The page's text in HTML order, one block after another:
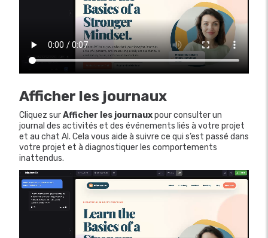
Afficher les journaux
Cliquez surAfficher les journauxpour consulter un
journal des activités et des événements liés à votre projet
et au chat AI. Cela vous aide à suivre ce qui s’est passé dans
votre projet et à diagnostiquer les comportements
inattendus.